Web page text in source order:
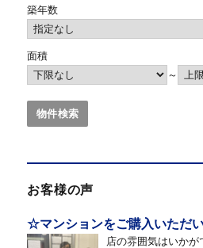
築年数
面積
～
お客様の声
☆マンションをご購入いただ
店の雰囲気はいか